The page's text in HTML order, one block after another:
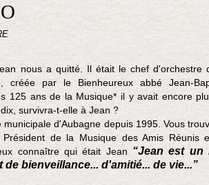
nous a quitté. Il était le chef d'orchestre
créée par le Bienheureux abbé Jean-
125 ans de la Musique* il y avait encore
survivra-t-elle à Jean ?
d'Aubagne depuis 1995. Vous
de la Musique des Amis Réunis
connaître qui était Jean “Jean est un
bienveillance... d'amitié... de vie...”